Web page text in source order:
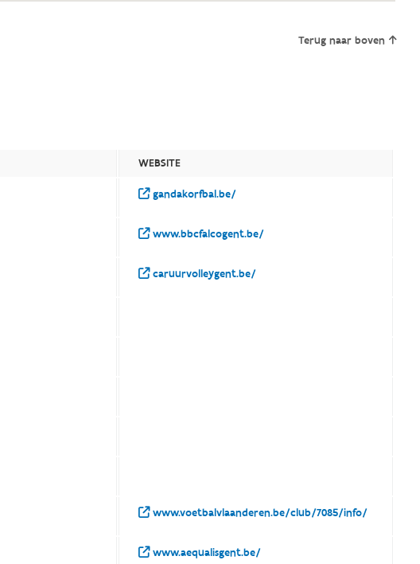
Terug naar boven
WEBSITE
gandakorfbal.be/
www.bbcfalcogent.be/
caruurvolleygent.be/
www.voetbalvlaanderen.be/club/7085/info/
www.aequalisgent.be/